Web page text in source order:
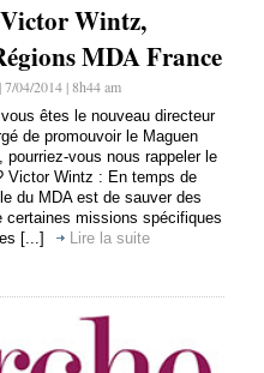
Wintz,
MDA France
04/2014 | 8h44 am
êtes le nouveau directeur
de promouvoir le Maguen
pourriez-vous nous rappeler le
Victor Wintz : En temps de
du MDA est de sauver des
certaines missions spécifiques
[...]
Lire la suite